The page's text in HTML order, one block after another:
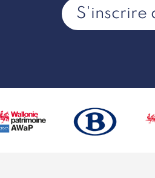
S'inscrire